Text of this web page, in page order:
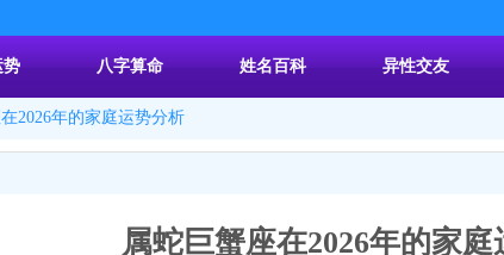
势 八字算命 姓名百科 异性交友
2026年的家庭运势分析
属蛇巨蟹座在2026年的家